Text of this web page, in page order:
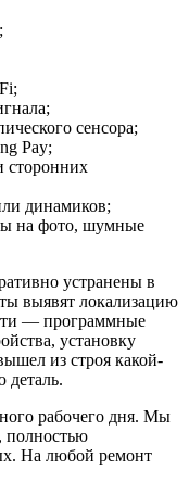
сенсора;
Pay;
сторонних
динамиков;
на фото, шумные
устранены в
выявят локализацию
— программные
установку
из строя какой-
рабочего дня. Мы
полностью
На любой ремонт